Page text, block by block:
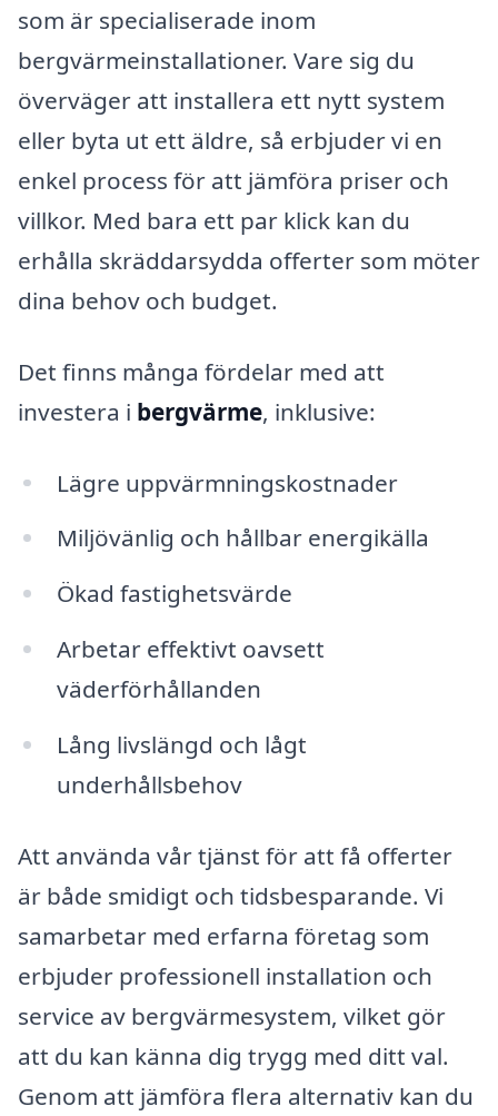
som är specialiserade inom
bergvärmeinstallationer. Vare sig du
överväger att installera ett nytt system
eller byta ut ett äldre, så erbjuder vi en
enkel process för att jämföra priser och
villkor. Med bara ett par klick kan du
erhålla skräddarsydda offerter som möter
dina behov och budget.
Det finns många fördelar med att
investera i bergvärme, inklusive:
Lägre uppvärmningskostnader
Miljövänlig och hållbar energikälla
Ökad fastighetsvärde
Arbetar effektivt oavsett
väderförhållanden
Lång livslängd och lågt
underhållsbehov
Att använda vår tjänst för att få offerter
är både smidigt och tidsbesparande. Vi
samarbetar med erfarna företag som
erbjuder professionell installation och
service av bergvärmesystem, vilket gör
att du kan känna dig trygg med ditt val.
Genom att jämföra flera alternativ kan du